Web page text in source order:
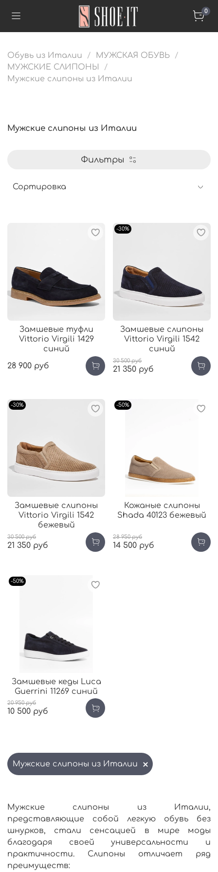
0
Обувь из Италии
МУЖСКАЯ ОБУВЬ
МУЖСКИЕ СЛИПОНЫ
Мужские слипоны из Италии
Мужские слипоны из Италии
Фильтры
Замшевые туфли
Vittorio Virgili 1429
синий
28 900 руб
-30%
Замшевые слипоны
Vittorio Virgili 1542
синий
30 500 руб
21 350 руб
-30%
Замшевые слипоны
Vittorio Virgili 1542
бежевый
30 500 руб
21 350 руб
-50%
Кожаные слипоны
Shada 40123 бежевый
28 950 руб
14 500 руб
-50%
Замшевые кеды Luca
Guerrini 11269 синий
20 950 руб
10 500 руб
Мужские слипоны из Италии
Мужские слипоны из Италии,
представляющие собой легкую обувь без
шнурков, стали сенсацией в мире моды
благодаря своей универсальности и
практичности. Слипоны отличает ряд
преимуществ: